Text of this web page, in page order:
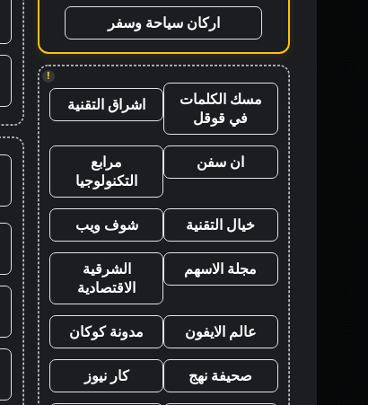
اركان سياحة وسفر
!
مسك الكلمات
في قوقل
اشراق التقنية
ان سفن
مرابع
التكنولوجيا
خيال التقنية شوف ويب
مجلة الاسهم
الشرقية
الاقتصادية
عالم الايفون مدونة كوكان
صحيفة نهج كار نيوز